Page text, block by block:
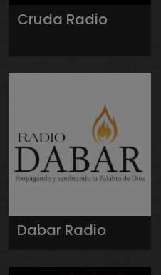
Cruda Radio
Dabar Radio